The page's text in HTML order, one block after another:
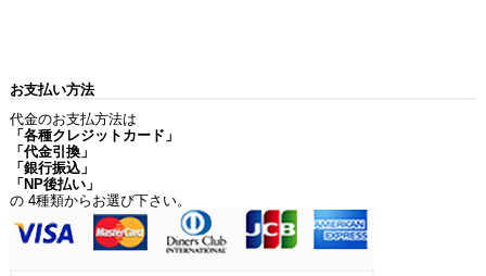
お支払い方法
代金のお支払方法は
「各種クレジットカード」
「代金引換」
「銀行振込」
「NP後払い」
の 4種類からお選び下さい。